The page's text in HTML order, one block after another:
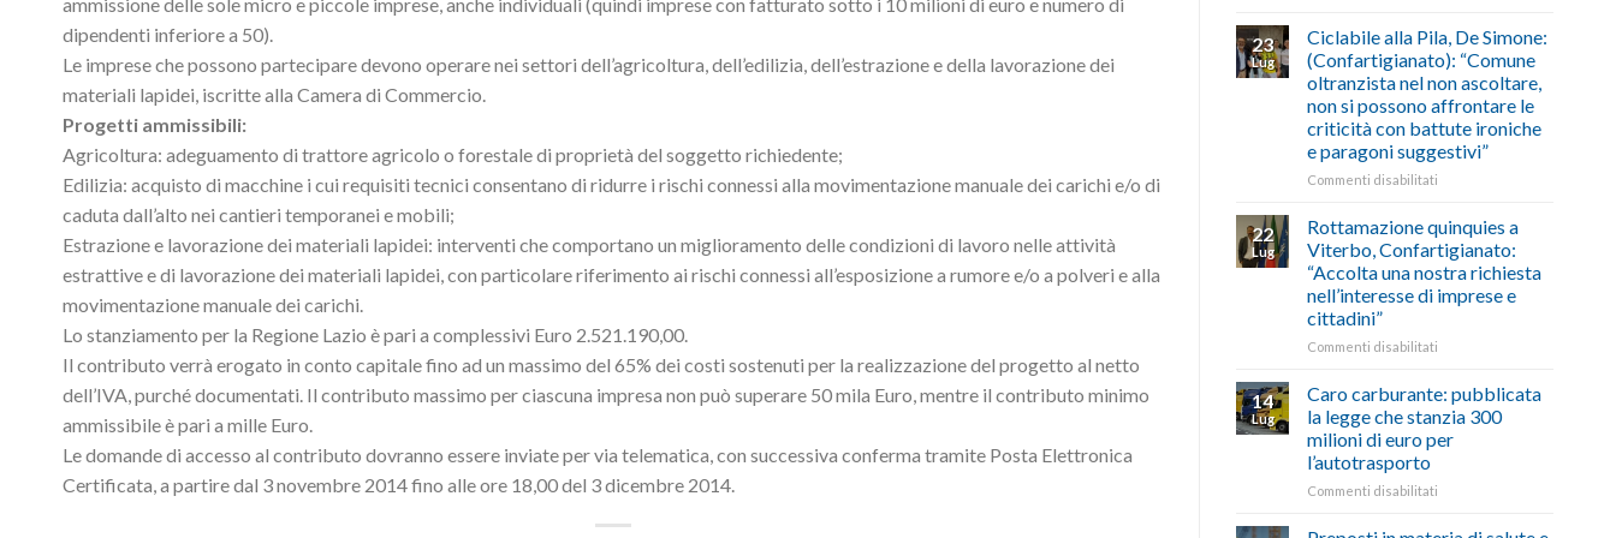
dipendenti inferiore a 50).
Le imprese che possono partecipare devono operare nei settori dell’agricoltura, dell’edilizia, dell’estrazione e della lavorazione dei
materiali lapidei, iscritte alla Camera di Commercio.
Progetti ammissibili:
Agricoltura: adeguamento di trattore agricolo o forestale di proprietà del soggetto richiedente;
Edilizia: acquisto di macchine i cui requisiti tecnici consentano di ridurre i rischi connessi alla movimentazione manuale dei carichi e/o di
caduta dall’alto nei cantieri temporanei e mobili;
Estrazione e lavorazione dei materiali lapidei: interventi che comportano un miglioramento delle condizioni di lavoro nelle attività
estrattive e di lavorazione dei materiali lapidei, con particolare riferimento ai rischi connessi all’esposizione a rumore e/o a polveri e alla
movimentazione manuale dei carichi.
Lo stanziamento per la Regione Lazio è pari a complessivi Euro 2.521.190,00.
Il contributo verrà erogato in conto capitale fino ad un massimo del 65% dei costi sostenuti per la realizzazione del progetto al netto
dell’IVA, purché documentati. Il contributo massimo per ciascuna impresa non può superare 50 mila Euro, mentre il contributo minimo
ammissibile è pari a mille Euro.
Le domande di accesso al contributo dovranno essere inviate per via telematica, con successiva conferma tramite Posta Elettronica
Certificata, a partire dal 3 novembre 2014 fino alle ore 18,00 del 3 dicembre 2014.
fare
agosto/settembre
Maestri:
Palazzo
Chigi
Albani
in
vetrina
artigiani
della
Tuscia
23
Lug
Ciclabile alla Pila, De Simone:
(Confartigianato): “Comune
oltranzista nel non ascoltare,
non si possono affrontare le
criticità con battute ironiche
e paragoni suggestivi”
Commenti disabilitati
alla
Pila,
De
Simone:
(Confartigianato):
ascoltare,
non
si
22
Lug
Rottamazione quinquies a
Viterbo, Confartigianato:
“Accolta una nostra richiesta
nell’interesse di imprese e
cittadini”
Commenti disabilitati
quinquies
Viterbo,
Confartigianato:
richiesta
14
Lug
Caro carburante: pubblicata
la legge che stanzia 300
milioni di euro per
l’autotrasporto
Commenti disabilitati
carburante: